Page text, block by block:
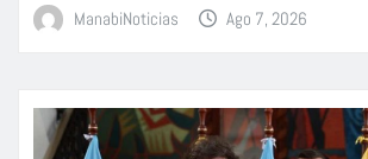
ManabiNoticias Ago 7, 2026